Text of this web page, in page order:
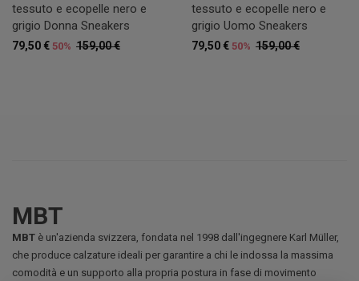
tessuto e ecopelle nero e
grigio Donna Sneakers
159,00 €
79,50 € 50%
tessuto e ecopelle nero e
grigio Uomo Sneakers
159,00 €
79,50 € 50%
MBT
MBT è un'azienda svizzera, fondata nel 1998 dall'ingegnere Karl Müller,
che produce calzature ideali per garantire a chi le indossa la massima
comodità e un supporto alla propria postura in fase di movimento